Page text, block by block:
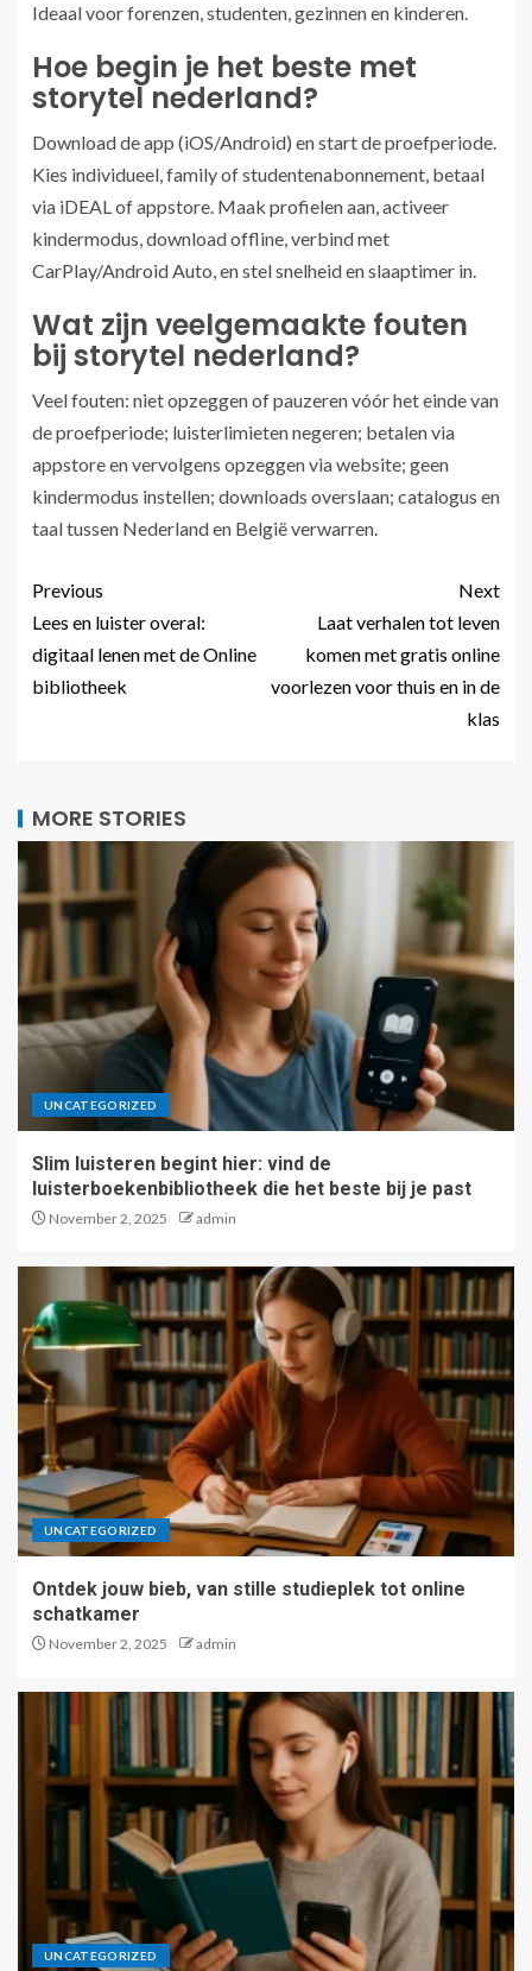
Ideaal voor forenzen, studenten, gezinnen en kinderen.
Hoe begin je het beste met
storytel nederland?
Download de app (iOS/Android) en start de proefperiode.
Kies individueel, family of studentenabonnement, betaal
via iDEAL of appstore. Maak profielen aan, activeer
kindermodus, download offline, verbind met
CarPlay/Android Auto, en stel snelheid en slaaptimer in.
Wat zijn veelgemaakte fouten
bij storytel nederland?
Veel fouten: niet opzeggen of pauzeren vóór het einde van
de proefperiode; luisterlimieten negeren; betalen via
appstore en vervolgens opzeggen via website; geen
kindermodus instellen; downloads overslaan; catalogus en
taal tussen Nederland en België verwarren.
Previous
Lees en luister overal:
digitaal lenen met de Online
bibliotheek
Next
Laat verhalen tot leven
komen met gratis online
voorlezen voor thuis en in de
klas
MORE STORIES
UNCATEGORIZED
Slim luisteren begint hier: vind de
luisterboekenbibliotheek die het beste bij je past
November 2, 2025 admin
UNCATEGORIZED
Ontdek jouw bieb, van stille studieplek tot online
schatkamer
November 2, 2025 admin
UNCATEGORIZED